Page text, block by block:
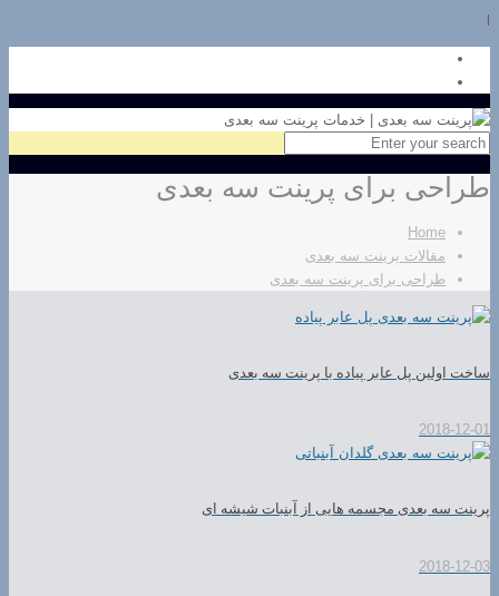
طراحی برای پرینت سه بعدی
Home
مقالات پرینت سه بعدی
طراحی برای پرینت سه بعدی
ساخت اولین پل عابر پیاده با پرینت سه بعدی
2018-12-01
پرینت سه بعدی مجسمه هایی از آبنبات شیشه ای
2018-12-03